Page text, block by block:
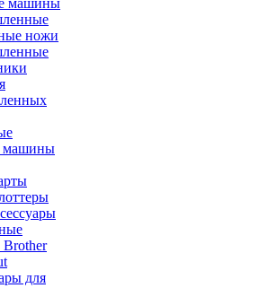
машины
ножи
машины
для